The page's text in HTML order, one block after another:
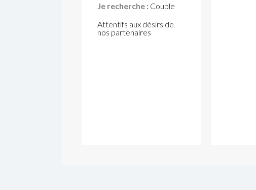
Je recherche : Couple
Attentifs aux désirs de
nos partenaires